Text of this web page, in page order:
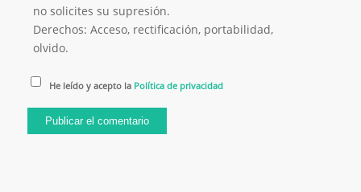
no solicites su supresión.
Derechos: Acceso, rectificación, portabilidad,
olvido.
He leído y acepto la Política de privacidad